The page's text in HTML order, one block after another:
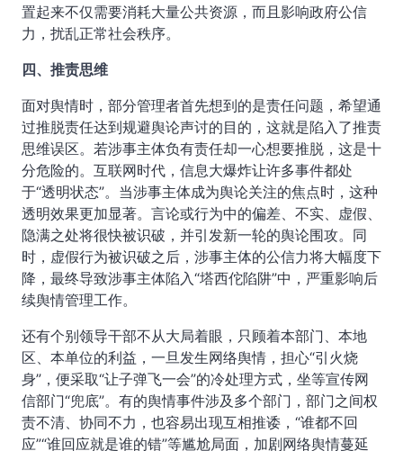
置起来不仅需要消耗大量公共资源，而且影响政府公信
力，扰乱正常社会秩序。
四、推责思维
面对舆情时，部分管理者首先想到的是责任问题，希望通
过推脱责任达到规避舆论声讨的目的，这就是陷入了推责
思维误区。若涉事主体负有责任却一心想要推脱，这是十
分危险的。互联网时代，信息大爆炸让许多事件都处
于“透明状态”。当涉事主体成为舆论关注的焦点时，这种
透明效果更加显著。言论或行为中的偏差、不实、虚假、
隐满之处将很快被识破，并引发新一轮的舆论围攻。同
时，虚假行为被识破之后，涉事主体的公信力将大幅度下
降，最终导致涉事主体陷入“塔西佗陷阱”中，严重影响后
续舆情管理工作。
还有个别领导干部不从大局着眼，只顾着本部门、本地
区、本单位的利益，一旦发生网络舆情，担心“引火烧
身”，便采取“让子弹飞一会”的冷处理方式，坐等宣传网
信部门“兜底”。有的舆情事件涉及多个部门，部门之间权
责不清、协同不力，也容易出现互相推诿，“谁都不回
应”“谁回应就是谁的错”等尴尬局面，加剧网络舆情蔓延